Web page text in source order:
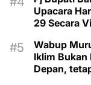
Upacara
29 Secara
Wabup
Iklim Bukan
Depan,